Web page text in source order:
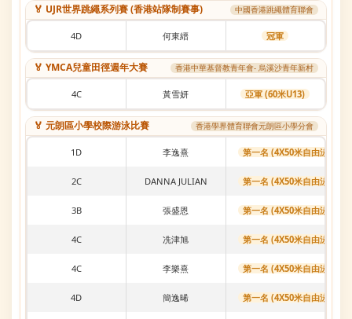
🏅 UJR世界跳繩系列賽 (香港站隊制賽事) 中國香港跳繩體育聯會
4D 何東縉 冠軍
🏅 YMCA兒童田徑週年大賽 香港中華基督教青年會- 烏溪沙青年新村
4C 黃雪妍 亞軍 (60米U13)
🏅 元朗區小學校際游泳比賽 香港學界體育聯會元朗區小學分會
1D 李逸熹 第一名 (4X50米自由泳接力)
2C DANNA JULIAN 第一名 (4X50米自由泳接力)
3B 張盛恩 第一名 (4X50米自由泳接力)
4C 冼津旭 第一名 (4X50米自由泳接力)
4C 李樂熹 第一名 (4X50米自由泳接力)
4D 簡逸晞 第一名 (4X50米自由泳接力)